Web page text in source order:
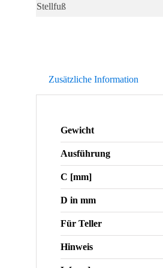
Stellfuß
Zusätzliche Information
Gewicht
Ausführung
C [mm]
D in mm
Für Teller
Hinweis